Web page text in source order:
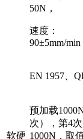
50N，
速度：
90±5mm/min
软硬
EN 1957、
预加载
次），第4
1000N，取